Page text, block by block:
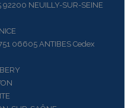
NEUILLY-SUR-SEINE
06605 ANTIBES Cedex